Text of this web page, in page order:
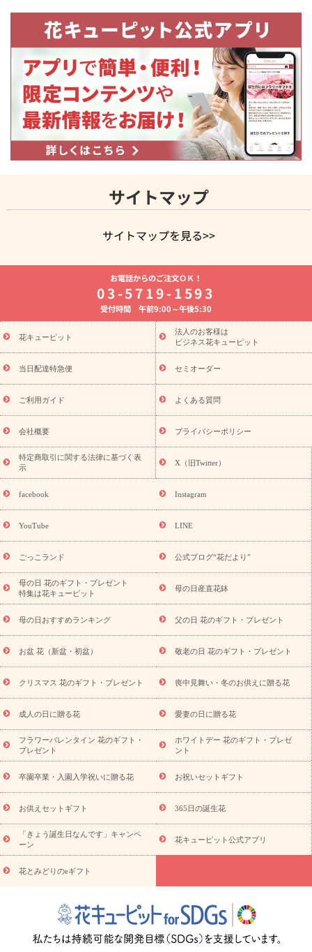
サイトマップ
サイトマップを見る>>
よく贈られる花
お祝いの花特集
誕生日フラワーギフト特集
8月の誕生花(トルコキキョウ)
開店・開業祝い
お供え・お悔やみ お供え・お悔やみの花
通夜・葬儀に贈る花 胡蝶蘭・花鉢
ーブドフラワー
季節のイベント
ひまわり ギフト・プレゼント
特集
お盆 花（新盆・初盆） 季節のイベント
お盆 花（新
盆・初盆）
お盆 花（新盆・初盆）
お盆・お供え 花とセットギ
フト
お盆・お供え プリザーブドフラワー
ひまわり ギフト・プ
レゼント特集
夏の花贈り・お中元・暑中見舞い 花のギフト特集
敬老の日におくる花ギフト・プレゼント特集
花ギフト・プレゼント特集
敬老の日 花のおすすめランキング
敬
老の日 花鉢植えのギフト・プレゼント特集
敬老の日 花とセットギ
フト・プレゼント特集
敬老の日の花 全てのギフト一覧
キャン
ペーン
映画『ウォーターガーディアンズ』コラボキャンペーン
「きょう誕生日なんです」キャンペーン
誕生日の花を探す
誕生日フラワーギフト 誕生日フラワーギフト特集
(トルコキキョウ)
9月の誕生花(リンドウ)
ら探す
お祝いの花特集 当日配達特急便 お祝い商品一覧
念日
結婚祝い 出産祝い 退院祝い・快気祝い
寿祝い
プチギフト ペットのお祝いフラワー
供え・お悔やみ商品一覧
お供え・お悔やみの花
四十九日法要以
お供え プリザーブドフラワー
ペットのお供えフラワー
お盆（新
盆・初盆）
その他 お祝い返し お見舞い
お取り寄せギフト
ビジネス用
ご自宅用 観葉植物 ミディ胡蝶蘭
プリザーブ
ドフラワー
スタイルから探す アレンジメント 花束
スタ
ンド花
お祝い お供え・お悔やみ 胡蝶蘭 胡蝶蘭・花鉢
ディ胡蝶蘭・お祝い
ミディ胡蝶蘭・お供え
世界初の青色胡蝶蘭
観葉植物
観葉植物 産直多肉植物
プリザーブドフラワー
お祝い
お供え・お悔やみ 花とセットギフト
セミオーダー
プチギフト（hanamore -ハナモア-）
花とみどりのeギフト
キューピットのeGfit
カラー ピンク イエローオレンジ
レッ
ド
お花の種類 トルコキキョウ
お祝い お祝い・3000円～ お祝い・4000円～
お祝い・
5000円～
お祝い・7000円～ お祝い・ 10000円～
お供え・お
悔やみ
円～
お供え・お悔やみ・
読み物
いのマナー
定年退職祝いのマナー
お祝いを贈るときのマナー・
花キューピットのお祝いコラム一覧
誕生日のお花を「色
彩心理学」で選ぶ方法
結婚祝いの予算相場
出産祝いお役立ち情
お電話からのご注文ＯＫ！
03-5719-1593
受付時間 午前9:00～午後5:30
花キューピット
法人のお客様は
ビジネス花キューピット
当日配達特急便 セミオーダー
ご利用ガイド よくある質問
会社概要 プライバシーポリシー
特定商取引に関する法律に基づく表
示
X（旧Twitter）
facebook Instagram
YouTube LINE
ごっこランド 公式ブログ“花だより”
母の日 花のギフト・プレゼント
特集は花キューピット
母の日産直花鉢
母の日おすすめランキング 父の日 花のギフト・プレゼント
お盆 花（新盆・初盆） 敬老の日 花のギフト・プレゼント
クリスマス 花のギフト・プレゼント 喪中見舞い・冬のお供えに贈る花
成人の日に贈る花 愛妻の日に贈る花
フラワーバレンタイン 花のギフト・
プレゼント
ホワイトデー 花のギフト・プレゼ
ント
卒園卒業・入園入学祝いに贈る花 お祝いセットギフト
お供えセットギフト 365日の誕生花
「きょう誕生日なんです」キャンペ
ーン
花キューピット公式アプリ
花とみどりのeギフト